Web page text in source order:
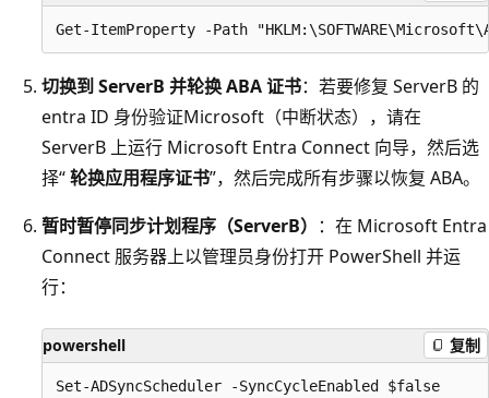
切换到 ServerB 并轮换 ABA 证书：若要修复 ServerB 的
entra ID 身份验证Microsoft（中断状态），请在
ServerB 上运行 Microsoft Entra Connect 向导，然后选
择“轮换应用程序证书”，然后完成所有步骤以恢复 ABA。
暂时暂停同步计划程序（ServerB） ：在 Microsoft Entra
Connect 服务器上以管理员身份打开 PowerShell 并运
行：
powershell 复制